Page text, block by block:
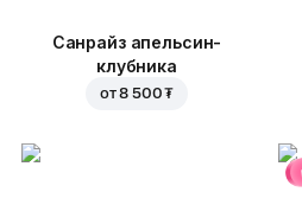
Санрайз апельсин-
клубника
от8 500 ₮